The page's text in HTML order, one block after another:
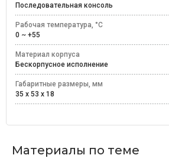
Последовательная консоль
Рабочая температура, °C
0 ~ +55
Материал корпуса
Бескорпусное исполнение
Габаритные размеры, мм
35 x 53 x 18
Материалы по теме